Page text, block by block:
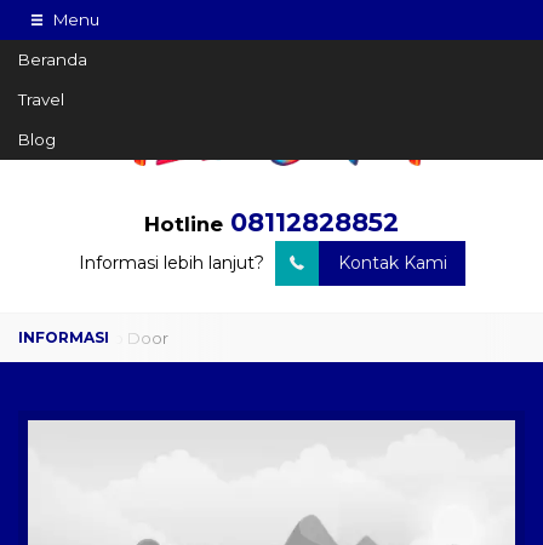
Menu
Beranda
Travel
Blog
Hotline 08112828852
Informasi lebih lanjut? Kontak Kami
Travel Door to Door